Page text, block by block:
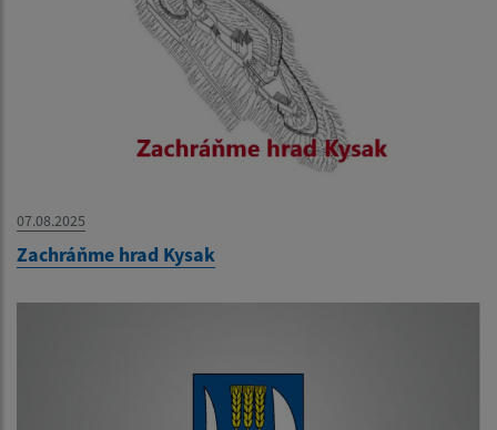
07.08.2025
Zachráňme hrad Kysak